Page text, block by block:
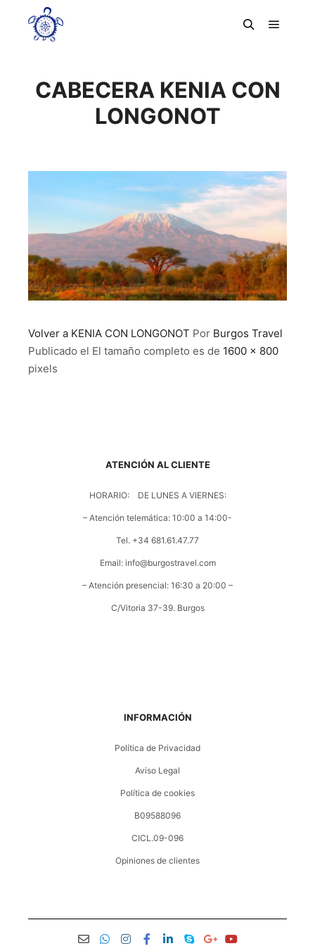
CABECERA KENIA CON
LONGONOT
Volver a KENIA CON LONGONOT Por Burgos Travel
Publicado el El tamaño completo es de 1600 × 800
pixels
ATENCIÓN AL CLIENTE
HORARIO: DE LUNES A VIERNES:
– Atención telemática: 10:00 a 14:00-
Tel. +34 681.61.47.77
Email: info@burgostravel.com
– Atención presencial: 16:30 a 20:00 –
C/Vitoria 37-39. Burgos
INFORMACIÓN
Política de Privacidad
Aviso Legal
Política de cookies
B09588096
CICL.09-096
Opiniones de clientes